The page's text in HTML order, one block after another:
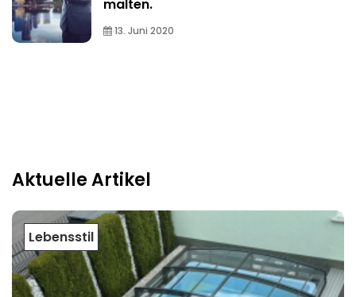
malten.
13. Juni 2020
Aktuelle Artikel
Lebensstil